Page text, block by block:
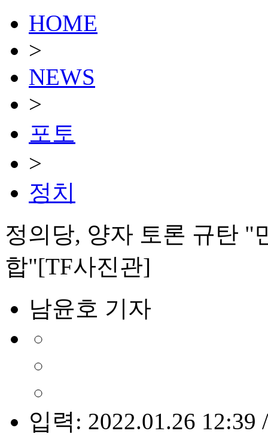
HOME
>
NEWS
>
포토
>
정치
정의당, 양자 토론 규탄 "
합"[TF사진관]
남윤호 기자
입력: 2022.01.26 12:39